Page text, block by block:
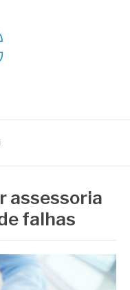
assessoria
falhas